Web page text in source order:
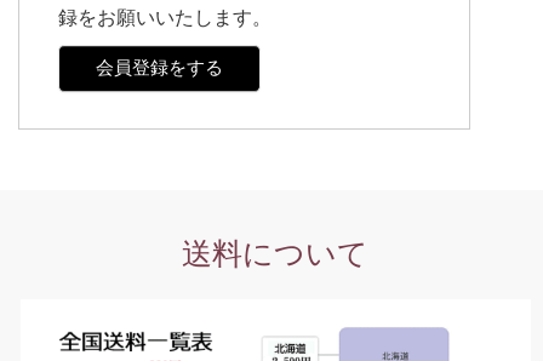
録をお願いいたします。
会員登録をする
送料について